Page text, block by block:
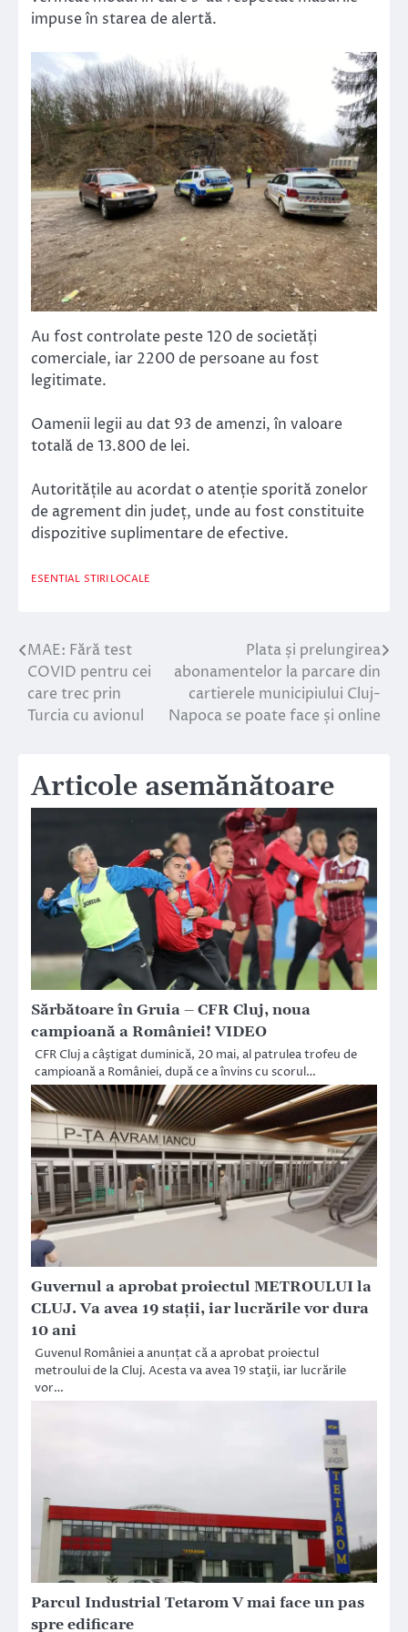
impuse în starea de alertă.
Au fost controlate peste 120 de societăți
comerciale, iar 2200 de persoane au fost
legitimate.
Oamenii legii au dat 93 de amenzi, în valoare
totală de 13.800 de lei.
Autoritățile au acordat o atenție sporită zonelor
de agrement din județ, unde au fost constituite
dispozitive suplimentare de efective.
ESENTIAL STIRI LOCALE
Navigare
în
articole
MAE: Fără test
COVID pentru cei
care trec prin
Turcia cu avionul
Plata și prelungirea
abonamentelor la parcare din
cartierele municipiului Cluj-
Napoca se poate face și online
Articole asemănătoare
Sărbătoare în Gruia – CFR Cluj, noua
campioană a României! VIDEO
CFR Cluj a câştigat duminică, 20 mai, al patrulea trofeu de
campioană a României, după ce a învins cu scorul…
Guvernul a aprobat proiectul METROULUI la
CLUJ. Va avea 19 stații, iar lucrările vor dura
10 ani
Guvenul României a anunțat că a aprobat proiectul
metroului de la Cluj. Acesta va avea 19 staţii, iar lucrările
vor…
Parcul Industrial Tetarom V mai face un pas
spre edificare